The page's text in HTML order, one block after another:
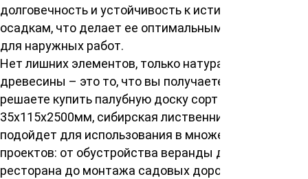
долговечность и устойчивость к истиранию и
осадкам, что делает ее оптимальным решением
для наружных работ.
Нет лишних элементов, только натуральная красота
древесины – это то, что вы получаете, когда
решаете купить палубную доску сорт АВ
35х115х2500мм, сибирская лиственница. Идеально
подойдет для использования в множестве
проектов: от обустройства веранды дома или
ресторана до монтажа садовых дорожек,